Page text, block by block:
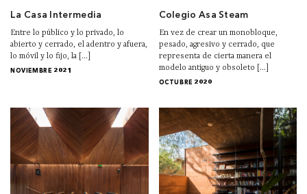
La Casa Intermedia
Entre lo público y lo privado, lo
abierto y cerrado, el adentro y afuera,
lo móvil y lo fijo, la [...]
NOVIEMBRE 2021
Colegio Asa Steam
En vez de crear un monobloque,
pesado, agresivo y cerrado, que
representa de cierta manera el
modelo antiguo y obsoleto [...]
OCTUBRE 2020